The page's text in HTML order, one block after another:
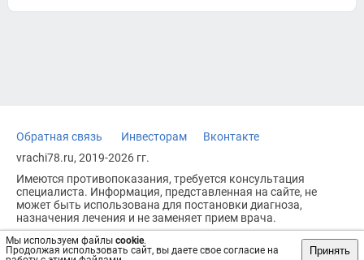
Мы используем файлы cookie.
Продолжая использовать сайт, вы даете свое согласие на
Принять
Обратная связь Инвесторам
Вконтакте
vrachi78.ru, 2019-2026 гг.
Имеются противопоказания, требуется консультация
специалиста. Информация, представленная на сайте, не
может быть использована для постановки диагноза,
назначения лечения и не заменяет прием врача.
Возрастное ограничение: 18+